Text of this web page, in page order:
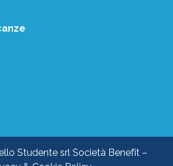
Studente srl Società Benefit –